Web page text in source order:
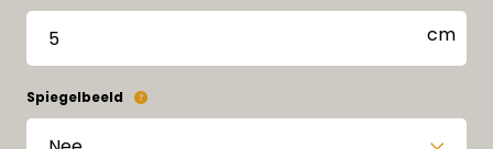
Spiegelbeeld